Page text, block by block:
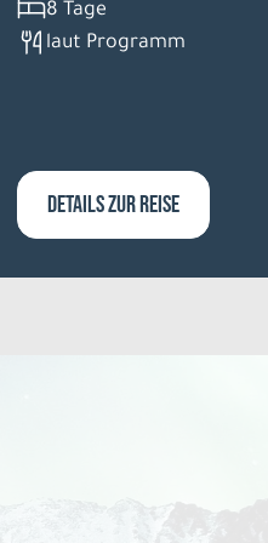
8 Tage
laut Programm
DETAILS ZUR REISE